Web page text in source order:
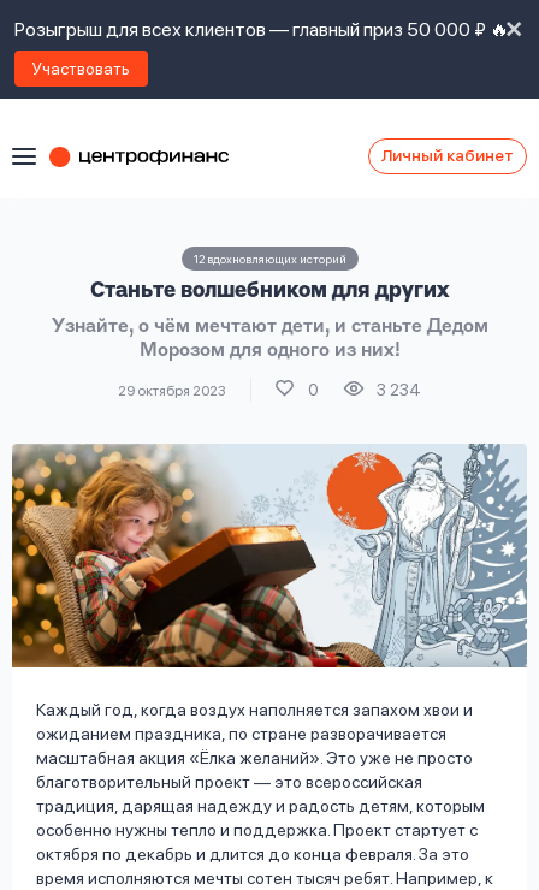
Розыгрыш для всех клиентов — главный приз 50 000 ₽ 🔥
Участвовать
Личный кабинет
12 вдохновляющих историй
Станьте волшебником для других
Узнайте, о чём мечтают дети, и станьте Дедом
Морозом для одного из них!
29 октября 2023 0 3 234
Каждый год, когда воздух наполняется запахом хвои и
ожиданием праздника, по стране разворачивается
масштабная акция «Ёлка желаний». Это уже не просто
благотворительный проект — это всероссийская
традиция, дарящая надежду и радость детям, которым
особенно нужны тепло и поддержка. Проект стартует с
октября по декабрь и длится до конца февраля. За это
время исполняются мечты сотен тысяч ребят. Например, к
Оформить заявку
Войти под другим номером
контакты
Задать
вопрос
Ответы
на
вопросы
с
правилами
предоставления
политикой
согласие
на
обработку
личных
данных